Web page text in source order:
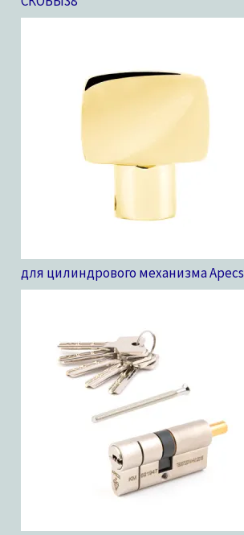
для цилиндрового механизма Apecs